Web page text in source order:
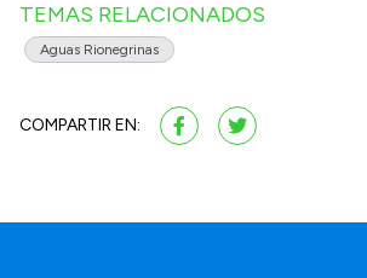
TEMAS RELACIONADOS
Aguas Rionegrinas
COMPARTIR EN: